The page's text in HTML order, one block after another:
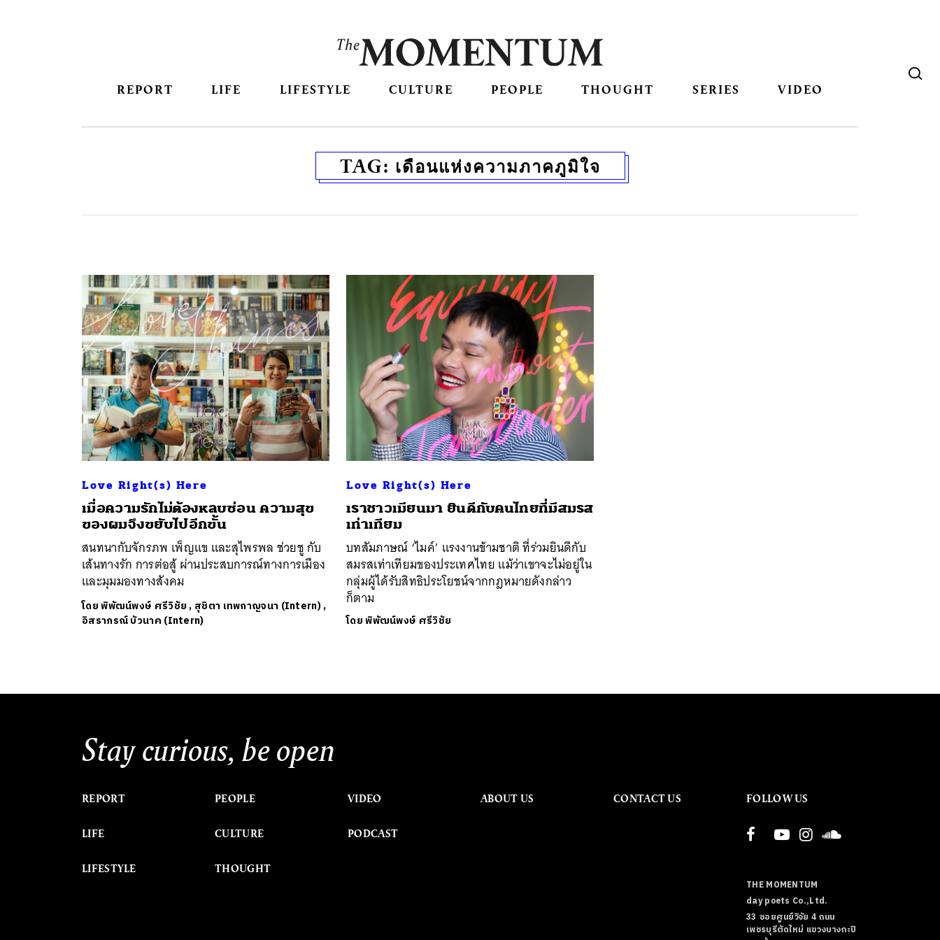
REPORT LIFE LIFESTYLE CULTURE PEOPLE THOUGHT SERIES VIDEO
TAG: เดือนแห่งความภาคภูมิใจ
Love Right(s) Here
เมื่อความรักไม่ต้องหลบซ่อน ความสุข
ของผมจึงขยับไปอีกขั้น
สนทนากับจักรภพ เพ็ญแข และสุไพรพล ช่วยชู กับ
เส้นทางรัก การต่อสู้ ผ่านประสบการณ์ทางการเมือง
และมุมมองทางสังคม
โดยพิพัฒน์พงษ์ ศรีวิชัย, สุชิตา เทพกาญจนา (Intern),
อิสราภรณ์ บัวนาค (Intern)
Love Right(s) Here
เราชาวเมียนมา ยินดีกับคนไทยที่มีสมรส
เท่าเทียม
บทสัมภาษณ์ ‘ไมค์’ แรงงานข้ามชาติ ที่ร่วมยินดีกับ
สมรสเท่าเทียมของประเทศไทย แม้ว่าเขาจะไม่อยู่ใน
กลุ่มผู้ได้รับสิทธิประโยชน์จากกฎหมายดังกล่าว
ก็ตาม
โดยพิพัฒน์พงษ์ ศรีวิชัย
Stay curious, be open
REPORT
LIFE
LIFESTYLE
PEOPLE
CULTURE
THOUGHT
VIDEO
PODCAST
ABOUT US CONTACT US FOLLOW US
THE MOMENTUM
day poets Co.,Ltd.
33 ซอยศูนย์วิจัย 4 ถนน
เพชรบุรีตัดใหม่ แขวงบางกะปิ
ค้นหา
SHARE TWEET LINE EMAIL